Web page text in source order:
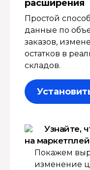
расширения
Простой
данные по
заказов,
остатков в
складов.
Узнайте,
на
Покажем
изменение